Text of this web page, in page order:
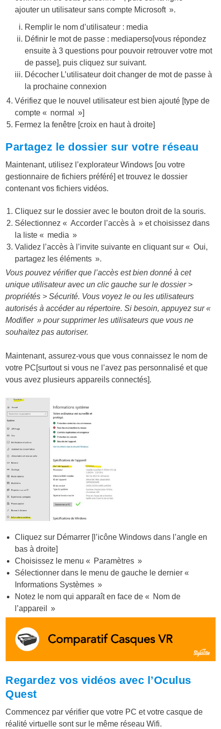
ajouter un utilisateur sans compte Microsoft ».
Remplir le nom d’utilisateur : media
Définir le mot de passe : mediaperso[vous répondez
ensuite à 3 questions pour pouvoir retrouver votre mot
de passe], puis cliquez sur suivant.
Décocher L’utilisateur doit changer de mot de passe à
la prochaine connexion
Vérifiez que le nouvel utilisateur est bien ajouté [type de
compte « normal »]
Fermez la fenêtre [croix en haut à droite]
Partagez le dossier sur votre réseau
Maintenant, utilisez l’explorateur Windows [ou votre
gestionnaire de fichiers préféré] et trouvez le dossier
contenant vos fichiers vidéos.
Cliquez sur le dossier avec le bouton droit de la souris.
Sélectionnez « Accorder l’accès à » et choisissez dans
la liste « media »
Validez l’accès à l’invite suivante en cliquant sur « Oui,
partagez les éléments ».
Vous pouvez vérifier que l’accès est bien donné à cet
unique utilisateur avec un clic gauche sur le dossier >
propriétés > Sécurité. Vous voyez le ou les utilisateurs
autorisés à accéder au répertoire. Si besoin, appuyez sur «
Modifier » pour supprimer les utilisateurs que vous ne
souhaitez pas autoriser.
Maintenant, assurez-vous que vous connaissez le nom de
votre PC[surtout si vous ne l’avez pas personnalisé et que
vous avez plusieurs appareils connectés].
Cliquez sur Démarrer [l’icône Windows dans l’angle en
bas à droite]
Choisissez le menu « Paramètres »
Sélectionner dans le menu de gauche le dernier «
Informations Systèmes »
Notez le nom qui apparaît en face de « Nom de
l’appareil »
Regardez vos vidéos avec l’Oculus
Quest
Commencez par vérifier que votre PC et votre casque de
réalité virtuelle sont sur le même réseau Wifi.